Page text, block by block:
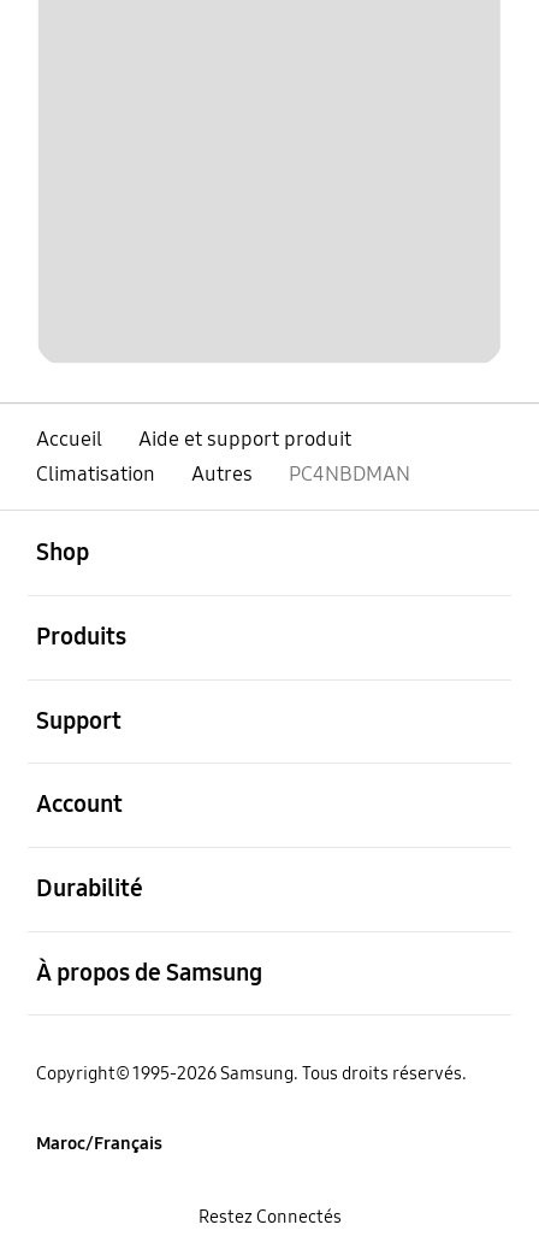
Accueil
Aide et support produit
Climatisation
Autres PC4NBDMAN
Shop
Produits
Support
Account
Durabilité
À propos de Samsung
Copyright© 1995-2026 Samsung. Tous droits réservés.
Maroc/Français
Restez Connectés